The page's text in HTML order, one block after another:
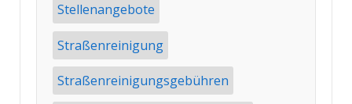
Stellenangebote
Straßenreinigung
Straßenreinigungsgebühren